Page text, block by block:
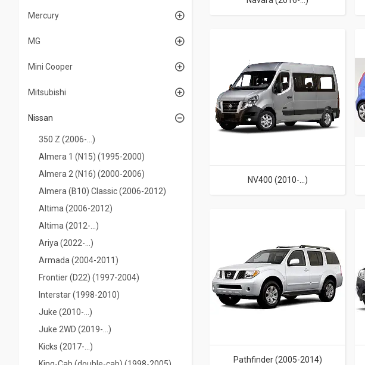
NV400 (2010-...)
Pathfinder (2005-2014)
Mercury
MG
Mini Cooper
Mitsubishi
Nissan
350 Z (2006-...)
Almera 1 (N15) (1995-2000)
Almera 2 (N16) (2000-2006)
Almera (B10) Classic (2006-2012)
Altima (2006-2012)
Altima (2012-...)
Ariya (2022-...)
Armada (2004-2011)
Frontier (D22) (1997-2004)
Interstar (1998-2010)
Juke (2010-...)
Juke 2WD (2019-...)
Kicks (2017-...)